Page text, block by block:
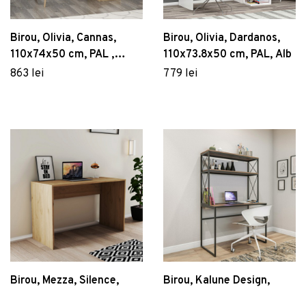
Birou, Olivia, Cannas,
110x74x50 cm, PAL ,
Stejar alb / safir
863 lei
Birou, Olivia, Dardanos,
110x73.8x50 cm, PAL, Alb
779 lei
Birou, Mezza, Silence,
Birou, Kalune Design,